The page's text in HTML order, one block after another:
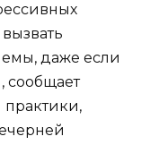
даже если
сообщает
практики,